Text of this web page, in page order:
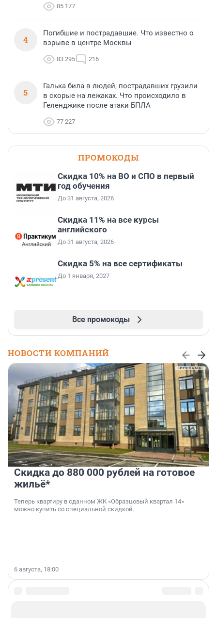
85 177
4
Погибшие и пострадавшие. Что известно о
взрыве в центре Москвы
83 295 216
5
Галька била в людей, пострадавших грузили
в скорые на лежаках. Что происходило в
Геленджике после атаки БПЛА
77 227
ПРОМОКОДЫ
Скидка 10% на ВО и СПО в первый
год обучения
До 31 августа, 2026
Скидка 11% на все курсы
английского
До 31 августа, 2026
Скидка 5% на все сертификаты
До 1 января, 2027
Все промокоды
НОВОСТИ КОМПАНИЙ
Скидка до 880 000 рублей на готовое
жильё*
Теперь квартиру в сданном ЖК «Образцовый квартал 14»
можно купить со специальной скидкой.
6 августа, 18:00